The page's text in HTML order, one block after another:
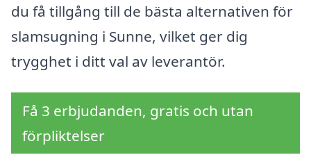
du få tillgång till de bästa alternativen för
slamsugning i Sunne, vilket ger dig
trygghet i ditt val av leverantör.
Få 3 erbjudanden, gratis och utan
förpliktelser